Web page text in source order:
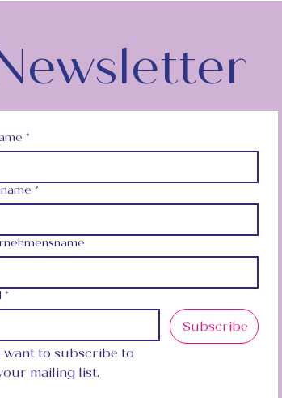
*
*
*
Subscribe
want to subscribe to
mailing list.